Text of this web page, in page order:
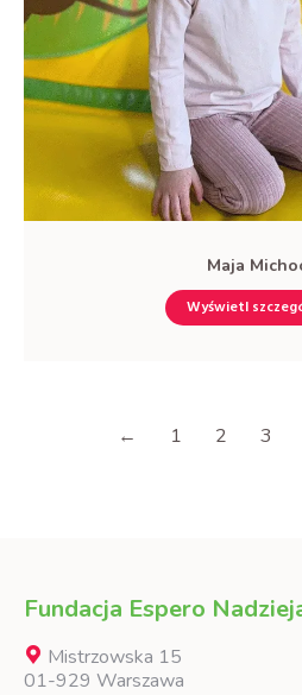
Maja
Wyświetl
← 1 2 3
Fundacja Espero
Mistrzowska 15
01-929 Warszawa